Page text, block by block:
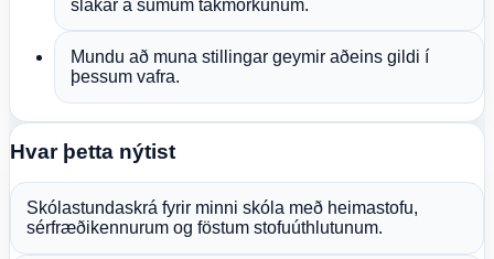
slakar á sumum takmörkunum.
Mundu að muna stillingar geymir aðeins gildi í
þessum vafra.
Hvar þetta nýtist
Skólastundaskrá fyrir minni skóla með heimastofu,
sérfræðikennurum og föstum stofuúthlutunum.